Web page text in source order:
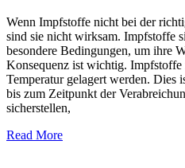
Wenn Impfstoffe nicht bei der
sind sie nicht wirksam. Impfstoffe
besondere Bedingungen, um ihre
Konsequenz ist wichtig. Impfstoffe
Temperatur gelagert werden. Dies
bis zum Zeitpunkt der
sicherstellen,
Read More